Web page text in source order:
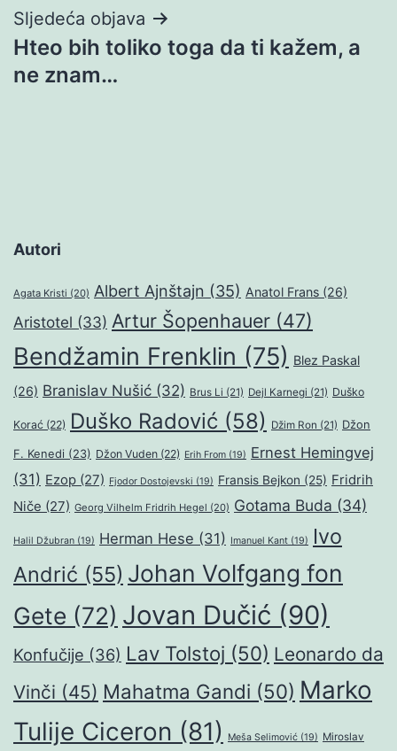
Sljedeća objava
Hteo bih toliko toga da ti kažem, a
ne znam…
Autori
Agata Kristi (20) Albert Ajnštajn (35) Anatol Frans (26)
Aristotel (33) Artur Šopenhauer (47)
Bendžamin Frenklin (75) Blez Paskal
(26) Branislav Nušić (32) Brus Li (21) Dejl Karnegi (21) Duško
Korać (22) Duško Radović (58) Džim Ron (21) Džon
F. Kenedi (23) Džon Vuden (22) Erih From (19) Ernest Hemingvej
(31) Ezop (27) Fjodor Dostojevski (19) Fransis Bejkon (25) Fridrih
Niče (27) Georg Vilhelm Fridrih Hegel (20) Gotama Buda (34)
Halil Džubran (19) Herman Hese (31) Imanuel Kant (19)
Ivo
Andrić (55) Johan Volfgang fon
Gete (72) Jovan Dučić (90)
Konfučije (36) Lav Tolstoj (50) Leonardo da
Vinči (45) Mahatma Gandi (50) Marko
Tulije Ciceron (81) Meša Selimović (19) Miroslav